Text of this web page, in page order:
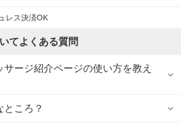
岩盤浴あり
有資格者在籍
レス決済OK
てよくある質問
ージ紹介ページの使い方を教え
ところ？